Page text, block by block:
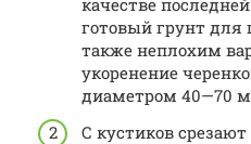
качестве
готовый грунт для
также неплохим
укоренение
диаметром 40—70
С кустиков